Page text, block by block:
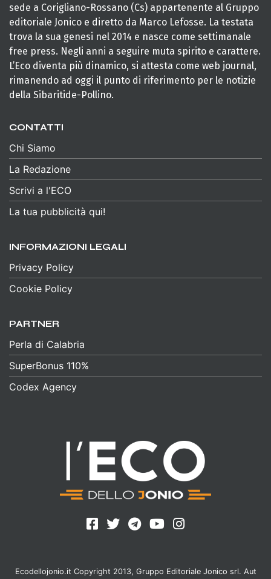
sede a Corigliano-Rossano (Cs) appartenente al Gruppo
editoriale Jonico e diretto da Marco Lefosse. La testata
trova la sua genesi nel 2014 e nasce come settimanale
free press. Negli anni a seguire muta spirito e carattere.
L’Eco diventa più dinamico, si attesta come web journal,
rimanendo ad oggi il punto di riferimento per le notizie
della Sibaritide-Pollino.
CONTATTI
Chi Siamo
La Redazione
Scrivi a l'ECO
La tua pubblicità qui!
INFORMAZIONI LEGALI
Privacy Policy
Cookie Policy
PARTNER
Perla di Calabria
SuperBonus 110%
Codex Agency
Ecodellojonio.it Copyright 2013, Gruppo Editoriale Jonico srl. Aut